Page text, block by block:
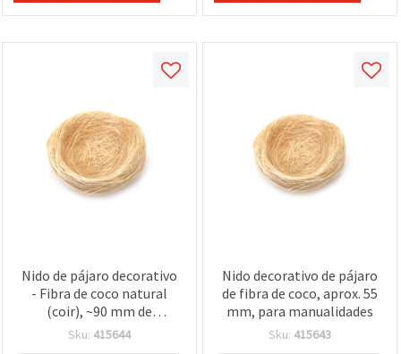
Nido de pájaro decorativo
- Fibra de coco natural
(coir), ~90 mm de
diámetro (3,5 pulgadas),
Sku: 415644
Nido decorativo de pájaro
de fibra de coco, aprox. 55
mm, para manualidades
Sku: 415643